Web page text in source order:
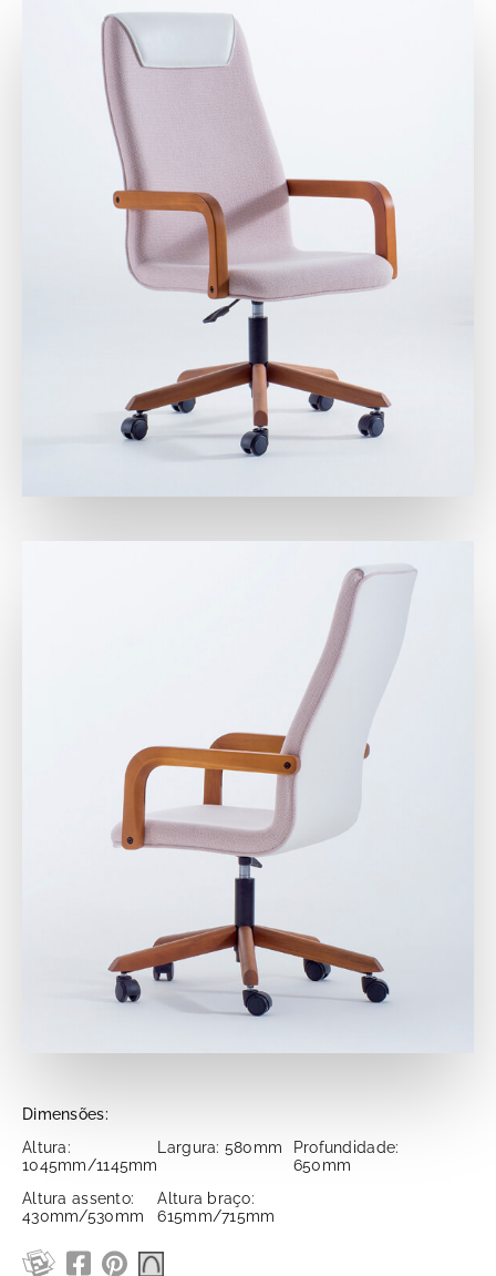
Dimensões:
Altura:
1045mm/1145mm
Largura: 580mm
Profundidade:
650mm
Altura assento:
430mm/530mm
Altura braço:
615mm/715mm